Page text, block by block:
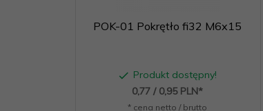
POK-01 Pokrętło fi32 M6x15
Produkt dostępny!
0,77 / 0,95 PLN*
* cena netto / brutto